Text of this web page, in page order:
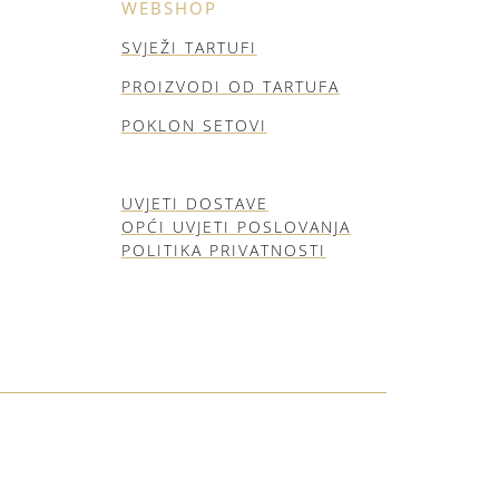
WEBSHOP
SVJEŽI TARTUFI
PROIZVODI OD TARTUFA
POKLON SETOVI
UVJETI DOSTAVE
OPĆI UVJETI POSLOVANJA
POLITIKA PRIVATNOSTI